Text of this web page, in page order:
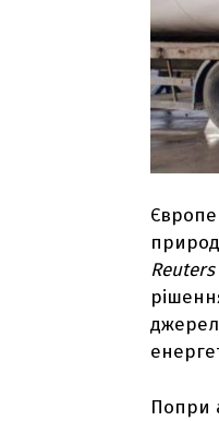
Reuters
джерел
Попри